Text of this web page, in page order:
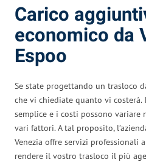
Carico
economico da
Espoo
Se state progettando un trasloco
che vi chiediate quanto vi costerà.
semplice e i costi possono variare
vari fattori. A tal proposito,
Venezia offre servizi professionali
rendere il vostro trasloco il più